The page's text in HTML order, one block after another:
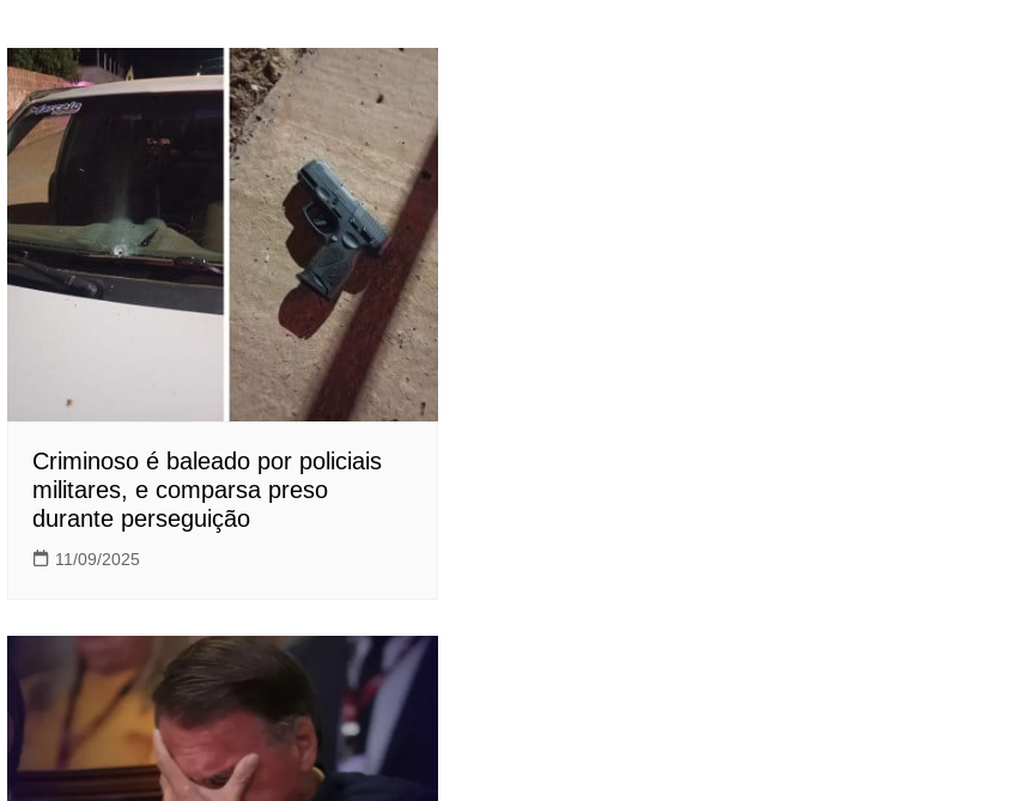
Criminoso é baleado por policiais
militares, e comparsa preso
durante perseguição
11/09/2025